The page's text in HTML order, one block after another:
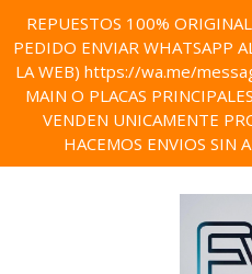
REPUESTOS 100%
PEDIDO ENVIAR WHATSAPP
LA WEB) https://wa.me/
MAIN O PLACAS
VENDEN UNICAMENTE
HACEMOS ENVIOS SIN